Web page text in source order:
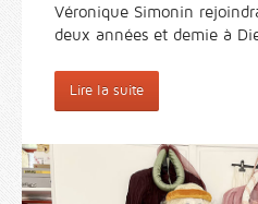
Véronique Simonin
deux années et demie à
Lire la suite